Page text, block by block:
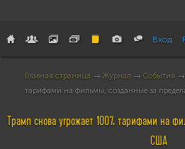
Вход
Главная страница → Журнал → События →
тарифами на фильмы, созданные за
Трамп снова угрожает 100% тарифами на
США